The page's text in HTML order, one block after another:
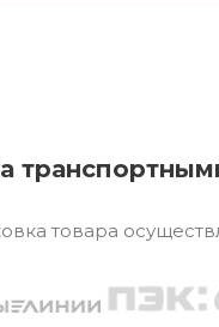
товара